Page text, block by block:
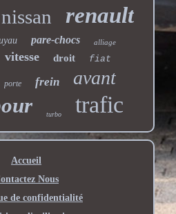
nissan renault
pare-chocs alliage
vitesse droit fiat
porte frein avant
turbo trafic
Accueil
Nous
de confidentialité